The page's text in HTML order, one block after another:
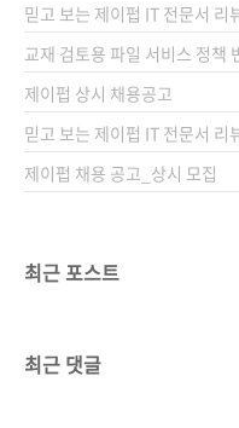
(170*225*18.3) 제 본 무선(soft
26,000원 ISBN 979-11-85890-
(93000) 키워드 버전 관리 / Git /
켓 관리 / Jenkins / Vagrant / C..
믿고 보는 제이펍 IT 전문서 리
교재 검토용 파일 서비스 정책
제이펍 상시 채용공고
믿고 보는 제이펍 IT 전문서 리
제이펍 채용 공고_상시 모집
최근 포스트
최근 댓글